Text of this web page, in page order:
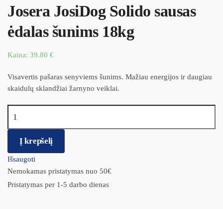
Josera JosiDog Solido sausas
ėdalas šunims 18kg
Kaina: 39.80 €
Visavertis pašaras senyviems šunims. Mažiau energijos ir daugiau
skaidulų sklandžiai žarnyno veiklai.
Į krepšelį
Išsaugoti
Nemokamas pristatymas nuo 50€
Pristatymas per 1-5 darbo dienas